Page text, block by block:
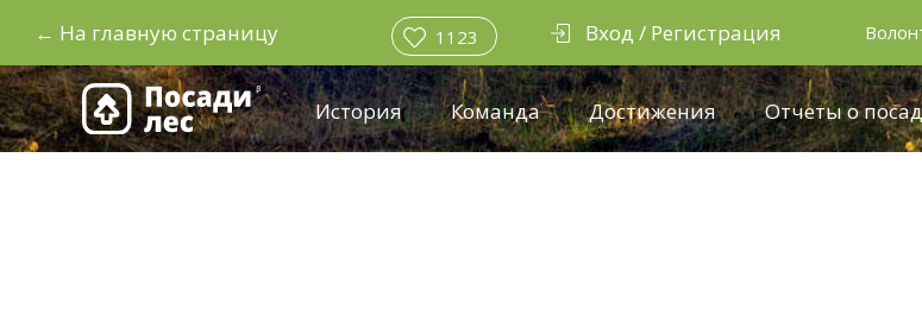
← На главную страницу 1123 Вход / Регистрация
История Команда Достижения Отчеты о